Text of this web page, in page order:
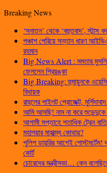
Breaking News
‘সনাতন’ থেকে ‘বহুতবাদ’, স্টান্স
পঞ্চাশ পেরিয়ে সন্তান ধারণ
রহমান
Big News Alert : মমতার
ফেললেন প্রিয়ঙ্কা
Big Breaking: হুমায়ুনকে
বিধায়ক
রাহুলের পাইলট প্রোজেক্ট,
আমি আসছি! নাম না করে
আগামী সপ্তাহে শতাধিক ট্রেন
মহালয়ার মাহাত্ম্য কোথায়?
পুলিশ ডায়রির আগেই
কোর্ট
চোরেদের মন্ত্রীসভা… কেন